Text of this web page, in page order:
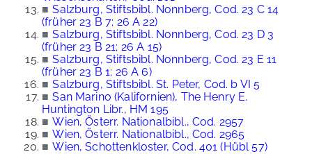
■ Salzburg, Stiftsbibl. Nonnberg, Cod. 23 C 14
(früher 23 B 7; 26 A 22)
■ Salzburg, Stiftsbibl. Nonnberg, Cod. 23 D 3
(früher 23 B 21; 26 A 15)
■ Salzburg, Stiftsbibl. Nonnberg, Cod. 23 E 11
(früher 23 B 1; 26 A 6)
■ Salzburg, Stiftsbibl. St. Peter, Cod. b VI 5
■ San Marino (Kalifornien), The Henry E.
Huntington Libr., HM 195
■ Wien, Österr. Nationalbibl., Cod. 2957
■ Wien, Österr. Nationalbibl., Cod. 2965
■ Wien, Schottenkloster, Cod. 401 (Hübl 57)